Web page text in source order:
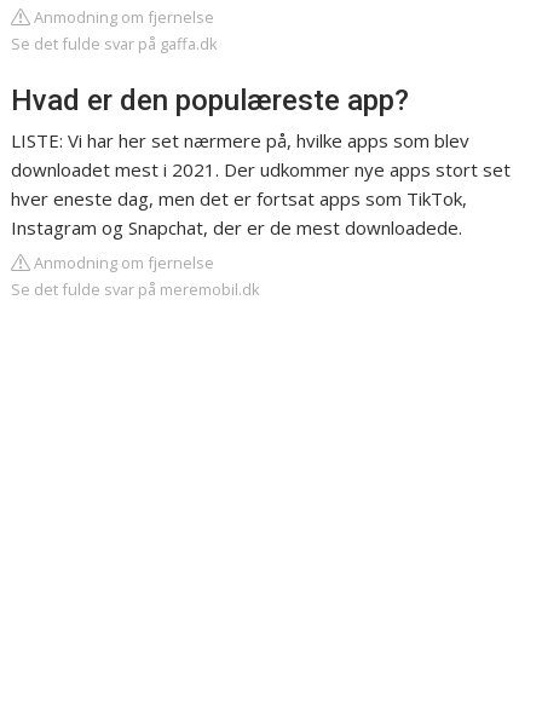
Anmodning om fjernelse
Se det fulde svar på gaffa.dk
Hvad er den populæreste app?
LISTE: Vi har her set nærmere på, hvilke apps som blev
downloadet mest i 2021. Der udkommer nye apps stort set
hver eneste dag, men det er fortsat apps som TikTok,
Instagram og Snapchat, der er de mest downloadede.
Anmodning om fjernelse
Se det fulde svar på meremobil.dk